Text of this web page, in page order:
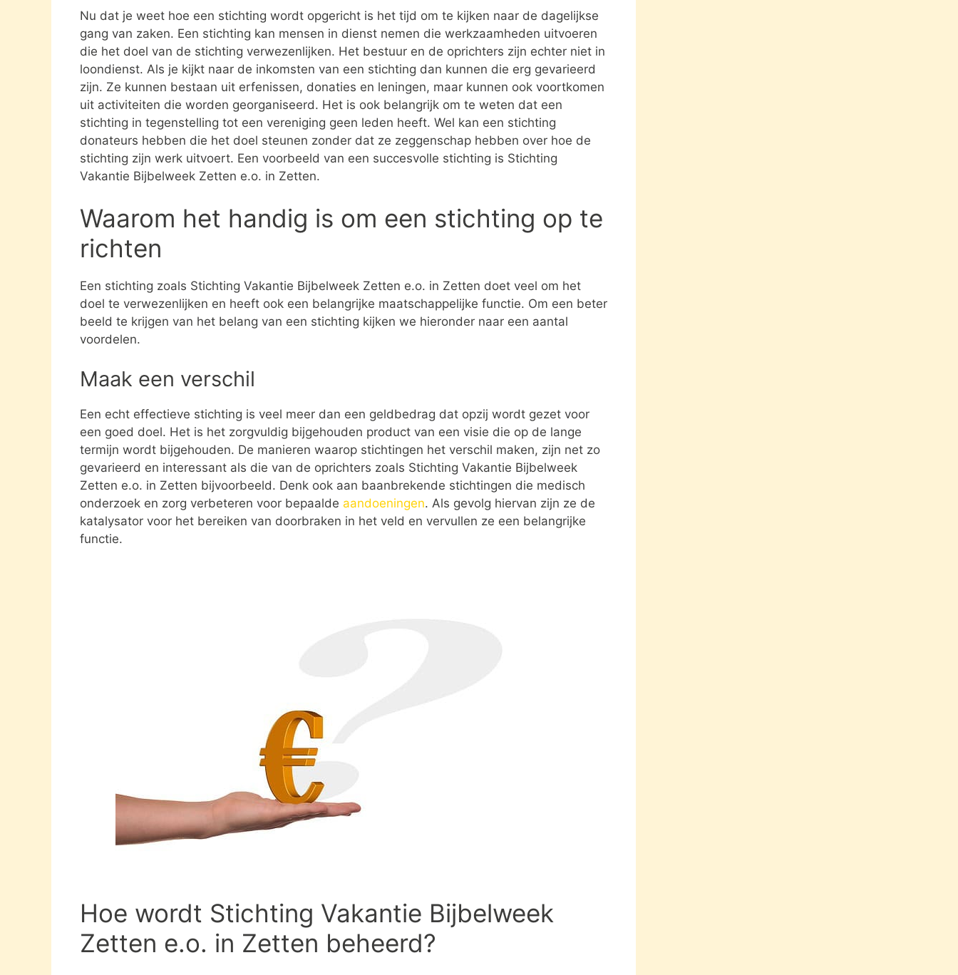
Nu dat je weet hoe een stichting wordt opgericht is het tijd om te kijken naar de dagelijkse
gang van zaken. Een stichting kan mensen in dienst nemen die werkzaamheden uitvoeren
die het doel van de stichting verwezenlijken. Het bestuur en de oprichters zijn echter niet in
loondienst. Als je kijkt naar de inkomsten van een stichting dan kunnen die erg gevarieerd
zijn. Ze kunnen bestaan uit erfenissen, donaties en leningen, maar kunnen ook voortkomen
uit activiteiten die worden georganiseerd. Het is ook belangrijk om te weten dat een
stichting in tegenstelling tot een vereniging geen leden heeft. Wel kan een stichting
donateurs hebben die het doel steunen zonder dat ze zeggenschap hebben over hoe de
stichting zijn werk uitvoert. Een voorbeeld van een succesvolle stichting is Stichting
Vakantie Bijbelweek Zetten e.o. in Zetten.
Waarom het handig is om een stichting op te
richten
Een stichting zoals Stichting Vakantie Bijbelweek Zetten e.o. in Zetten doet veel om het
doel te verwezenlijken en heeft ook een belangrijke maatschappelijke functie. Om een beter
beeld te krijgen van het belang van een stichting kijken we hieronder naar een aantal
voordelen.
Maak een verschil
Een echt effectieve stichting is veel meer dan een geldbedrag dat opzij wordt gezet voor
een goed doel. Het is het zorgvuldig bijgehouden product van een visie die op de lange
termijn wordt bijgehouden. De manieren waarop stichtingen het verschil maken, zijn net zo
gevarieerd en interessant als die van de oprichters zoals Stichting Vakantie Bijbelweek
Zetten e.o. in Zetten bijvoorbeeld. Denk ook aan baanbrekende stichtingen die medisch
onderzoek en zorg verbeteren voor bepaalde aandoeningen. Als gevolg hiervan zijn ze de
katalysator voor het bereiken van doorbraken in het veld en vervullen ze een belangrijke
functie.
Hoe wordt Stichting Vakantie Bijbelweek
Zetten e.o. in Zetten beheerd?